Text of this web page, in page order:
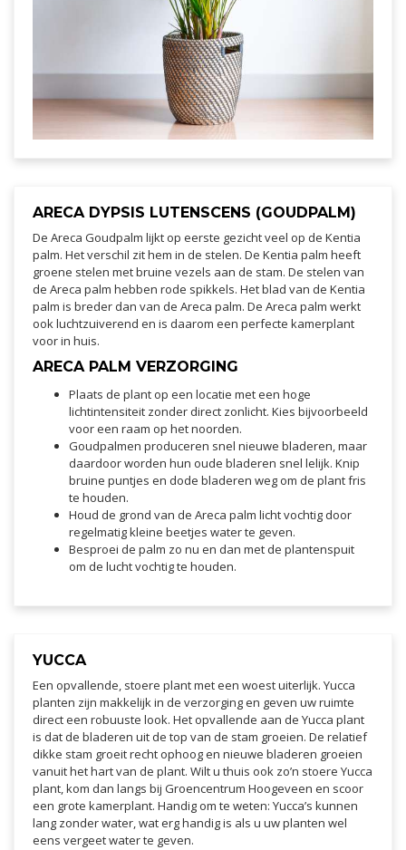
ARECA DYPSIS LUTENSCENS (GOUDPALM)
De Areca Goudpalm lijkt op eerste gezicht veel op de Kentia
palm. Het verschil zit hem in de stelen. De Kentia palm heeft
groene stelen met bruine vezels aan de stam. De stelen van
de Areca palm hebben rode spikkels. Het blad van de Kentia
palm is breder dan van de Areca palm. De Areca palm werkt
ook luchtzuiverend en is daarom een perfecte kamerplant
voor in huis.
ARECA PALM VERZORGING
Plaats de plant op een locatie met een hoge
lichtintensiteit zonder direct zonlicht. Kies bijvoorbeeld
voor een raam op het noorden.
Goudpalmen produceren snel nieuwe bladeren, maar
daardoor worden hun oude bladeren snel lelijk. Knip
bruine puntjes en dode bladeren weg om de plant fris
te houden.
Houd de grond van de Areca palm licht vochtig door
regelmatig kleine beetjes water te geven.
Besproei de palm zo nu en dan met de plantenspuit
om de lucht vochtig te houden.
YUCCA
Een opvallende, stoere plant met een woest uiterlijk. Yucca
planten zijn makkelijk in de verzorging en geven uw ruimte
direct een robuuste look. Het opvallende aan de Yucca plant
is dat de bladeren uit de top van de stam groeien. De relatief
dikke stam groeit recht ophoog en nieuwe bladeren groeien
vanuit het hart van de plant. Wilt u thuis ook zo’n stoere Yucca
plant, kom dan langs bij Groencentrum Hoogeveen en scoor
een grote kamerplant. Handig om te weten: Yucca’s kunnen
lang zonder water, wat erg handig is als u uw planten wel
eens vergeet water te geven.